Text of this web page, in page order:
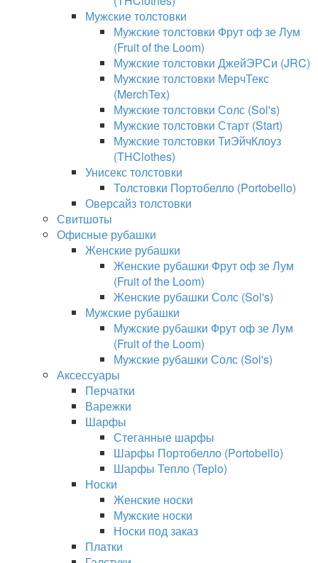
Мужские толстовки
Мужские толстовки Фрут оф зе Лум
(Fruit of the Loom)
Мужские толстовки ДжейЭРСи (JRC)
Мужские толстовки МерчТекс
(MerchTex)
Мужские толстовки Солс (Sol's)
Мужские толстовки Старт (Start)
Мужские толстовки ТиЭйчКлоуз
(THClothes)
Унисекс толстовки
Толстовки Портобелло (Portobello)
Оверсайз толстовки
Свитшоты
Офисные рубашки
Женские рубашки
Женские рубашки Фрут оф зе Лум
(Fruit of the Loom)
Женские рубашки Солс (Sol's)
Мужские рубашки
Мужские рубашки Фрут оф зе Лум
(Fruit of the Loom)
Мужские рубашки Солс (Sol's)
Аксессуары
Перчатки
Варежки
Шарфы
Стеганные шарфы
Шарфы Портобелло (Portobello)
Шарфы Тепло (Teplo)
Носки
Женские носки
Мужские носки
Носки под заказ
Платки